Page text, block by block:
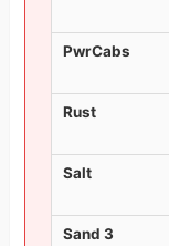
PwrCabs
Rust
Salt
Sand 3